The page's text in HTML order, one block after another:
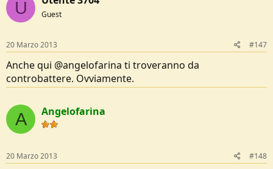
U Guest
20 Marzo 2013 #147
Anche qui @angelofarina ti troveranno da
controbattere. Ovviamente.
A Angelofarina
20 Marzo 2013 #148